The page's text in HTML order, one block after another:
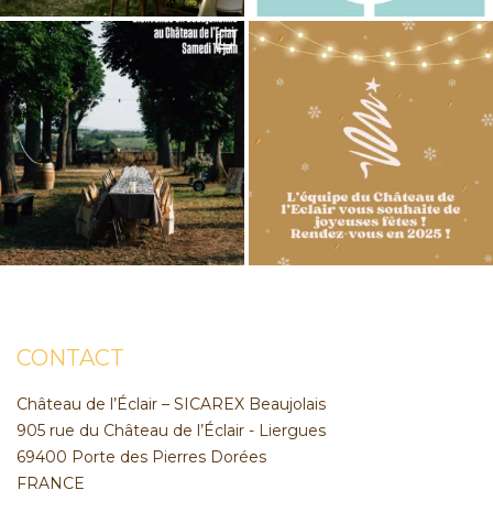
CONTACT
Château de l’Éclair – SICAREX Beaujolais
905 rue du Château de l’Éclair - Liergues
69400 Porte des Pierres Dorées
FRANCE